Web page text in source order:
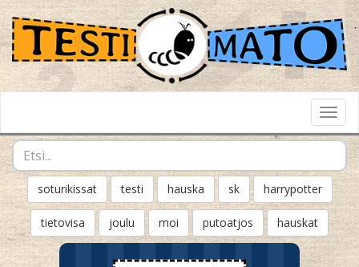
soturikissat testi hauska sk harrypotter
tietovisa joulu moi putoatjos hauskat